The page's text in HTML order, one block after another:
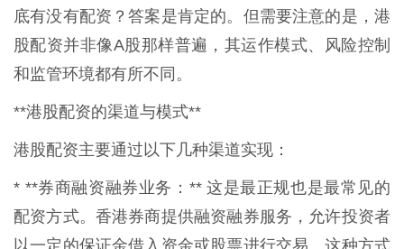
底有没有配资？答案是肯定的。但需要注意的是，港
股配资并非像A股那样普遍，其运作模式、风险控制
和监管环境都有所不同。
**港股配资的渠道与模式**
港股配资主要通过以下几种渠道实现：
* **券商融资融券业务：** 这是最正规也是最常见的
配资方式。香港券商提供融资融券服务，允许投资者